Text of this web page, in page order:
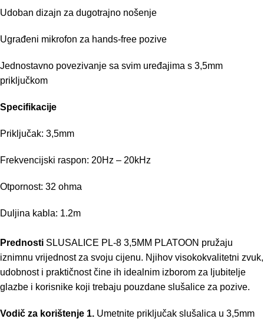
Udoban dizajn za dugotrajno nošenje
Ugrađeni mikrofon za hands-free pozive
Jednostavno povezivanje sa svim uređajima s 3,5mm
priključkom
Specifikacije
Priključak: 3,5mm
Frekvencijski raspon: 20Hz – 20kHz
Otpornost: 32 ohma
Duljina kabla: 1.2m
Prednosti SLUSALICE PL-8 3,5MM PLATOON pružaju
iznimnu vrijednost za svoju cijenu. Njihov visokokvalitetni zvuk,
udobnost i praktičnost čine ih idealnim izborom za ljubitelje
glazbe i korisnike koji trebaju pouzdane slušalice za pozive.
Vodič za korištenje 1. Umetnite priključak slušalica u 3,5mm